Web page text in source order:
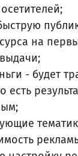
на
- будет
есть